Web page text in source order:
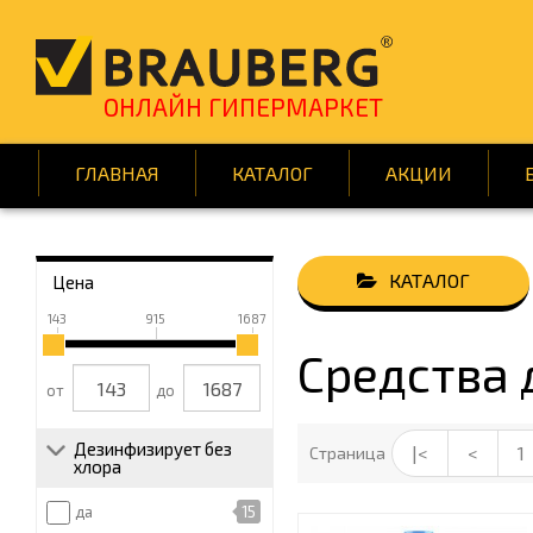
ОНЛАЙН ГИПЕРМАРКЕТ
ГЛАВНАЯ КАТАЛОГ АКЦИИ
Цена
143 915 1687
от до
Дезинфизирует без
хлора
да
15
АВТОТОВАРЫ
ДОМ И САД
КНИГИ
ПОДАРКИ И
Средства
Страница |< < 1